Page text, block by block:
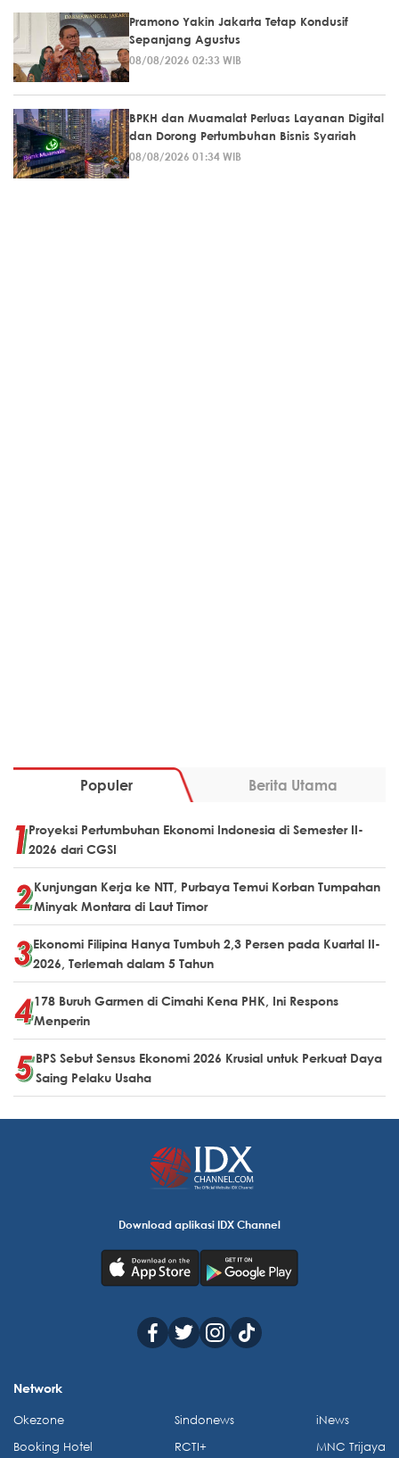
Pramono Yakin Jakarta Tetap Kondusif
Sepanjang Agustus
08/08/2026 02:33 WIB
BPKH dan Muamalat Perluas Layanan Digital
dan Dorong Pertumbuhan Bisnis Syariah
08/08/2026 01:34 WIB
Populer Berita Utama
Proyeksi Pertumbuhan Ekonomi Indonesia di Semester II-
2026 dari CGSI
Kunjungan Kerja ke NTT, Purbaya Temui Korban Tumpahan
Minyak Montara di Laut Timor
Ekonomi Filipina Hanya Tumbuh 2,3 Persen pada Kuartal II-
2026, Terlemah dalam 5 Tahun
178 Buruh Garmen di Cimahi Kena PHK, Ini Respons
Menperin
BPS Sebut Sensus Ekonomi 2026 Krusial untuk Perkuat Daya
Saing Pelaku Usaha
Download aplikasi IDX Channel
Network
Okezone
Booking Hotel
Sindonews
RCTI+
iNews
MNC Trijaya